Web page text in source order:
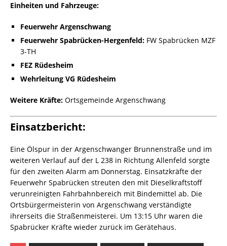
Einheiten und Fahrzeuge:
Feuerwehr Argenschwang
Feuerwehr Spabrücken-Hergenfeld: FW Spabrücken MZF
3-TH
FEZ Rüdesheim
Wehrleitung VG Rüdesheim
Weitere Kräfte: Ortsgemeinde Argenschwang
Einsatzbericht:
Eine Ölspur in der Argenschwanger Brunnenstraße und im
weiteren Verlauf auf der L 238 in Richtung Allenfeld sorgte
für den zweiten Alarm am Donnerstag. Einsatzkräfte der
Feuerwehr Spabrücken streuten den mit Dieselkraftstoff
verunreinigten Fahrbahnbereich mit Bindemittel ab. Die
Ortsbürgermeisterin von Argenschwang verständigte
ihrerseits die Straßenmeisterei. Um 13:15 Uhr waren die
Spabrücker Kräfte wieder zurück im Gerätehaus.